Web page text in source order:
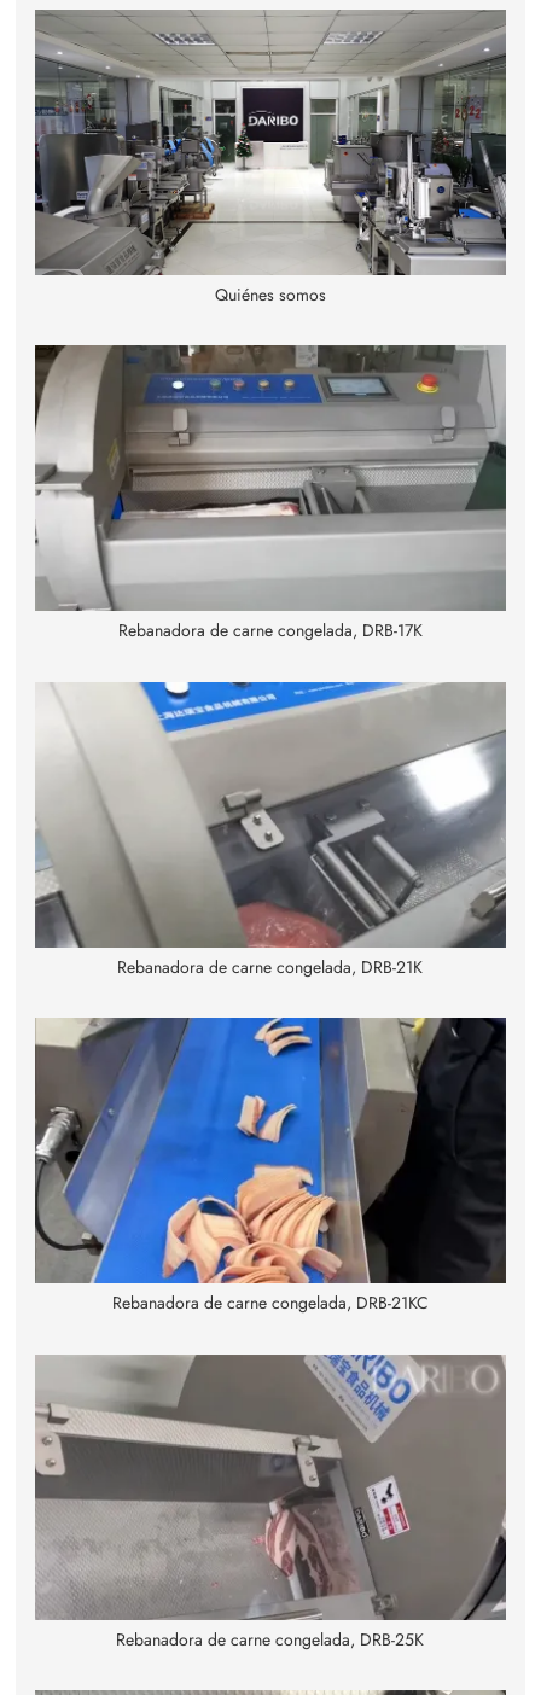
Quiénes somos
Rebanadora de carne congelada, DRB-17K
Rebanadora de carne congelada, DRB-21K
Rebanadora de carne congelada, DRB-21KC
Rebanadora de carne congelada, DRB-25K